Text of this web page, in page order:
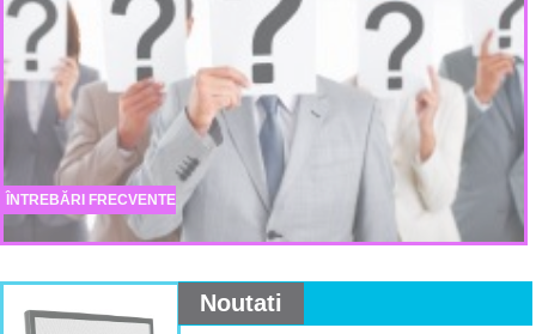
ÎNTREBĂRI FRECVENTE
Noutati